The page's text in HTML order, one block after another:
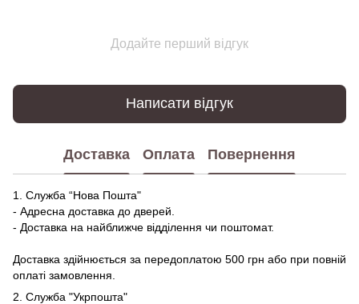
Додайте перший відгук
Написати відгук
Доставка Оплата Повернення
1. Служба “Нова Пошта"
- Адресна доставка до дверей.
- Доставка на найближче відділення чи поштомат.
Доставка здійнюється за передоплатою 500 грн або при повній
оплаті замовлення.
2. Служба "Укрпошта"